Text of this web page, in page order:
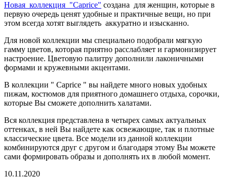
Новая коллекция "Caprice" создана для женщин, которые в
первую очередь ценят удобные и практичные вещи, но при
этом всегда хотят выглядеть аккуратно и изысканно.
Для новой коллекции мы специально подобрали мягкую
гамму цветов, которая приятно расслабляет и гармонизирует
настроение. Цветовую палитру дополнили лаконичными
формами и кружевными акцентами.
В коллекции " Caprice " вы найдете много новых удобных
пижам, костюмов для приятного домашнего отдыха, сорочки,
которые Вы сможете дополнить халатами.
Вся коллекция представлена в четырех самых актуальных
оттенках, в ней Вы найдете как освежающие, так и плотные
классические цвета. Все модели из данной коллекции
комбинируются друг с другом и благодаря этому Вы можете
сами формировать образы и дополнять их в любой момент.
10.11.2020